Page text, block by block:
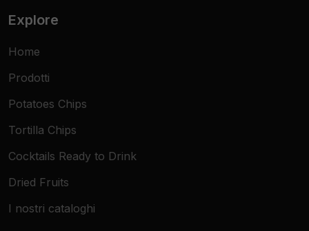
logistica efficiente per eventi a tema,
con una cena messicana autentica o un
aperitivo sfizioso e veloce da preparare.
Contenuto Confezione
Texture
UtilizzoCaldo / Freddo
Explore
Home
Prodotti
Potatoes Chips
Tortilla Chips
Cocktails Ready to Drink
Dried Fruits
I nostri cataloghi